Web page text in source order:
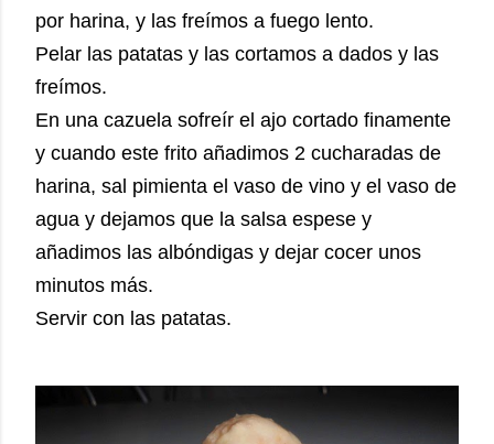
por harina, y las freímos a fuego lento.
Pelar las patatas y las cortamos a dados y las
freímos.
En una cazuela sofreír el ajo cortado finamente
y cuando este frito añadimos 2 cucharadas de
harina, sal pimienta el vaso de vino y el vaso de
agua y dejamos que la salsa espese y
añadimos las albóndigas y dejar cocer unos
minutos más.
Servir con las patatas.